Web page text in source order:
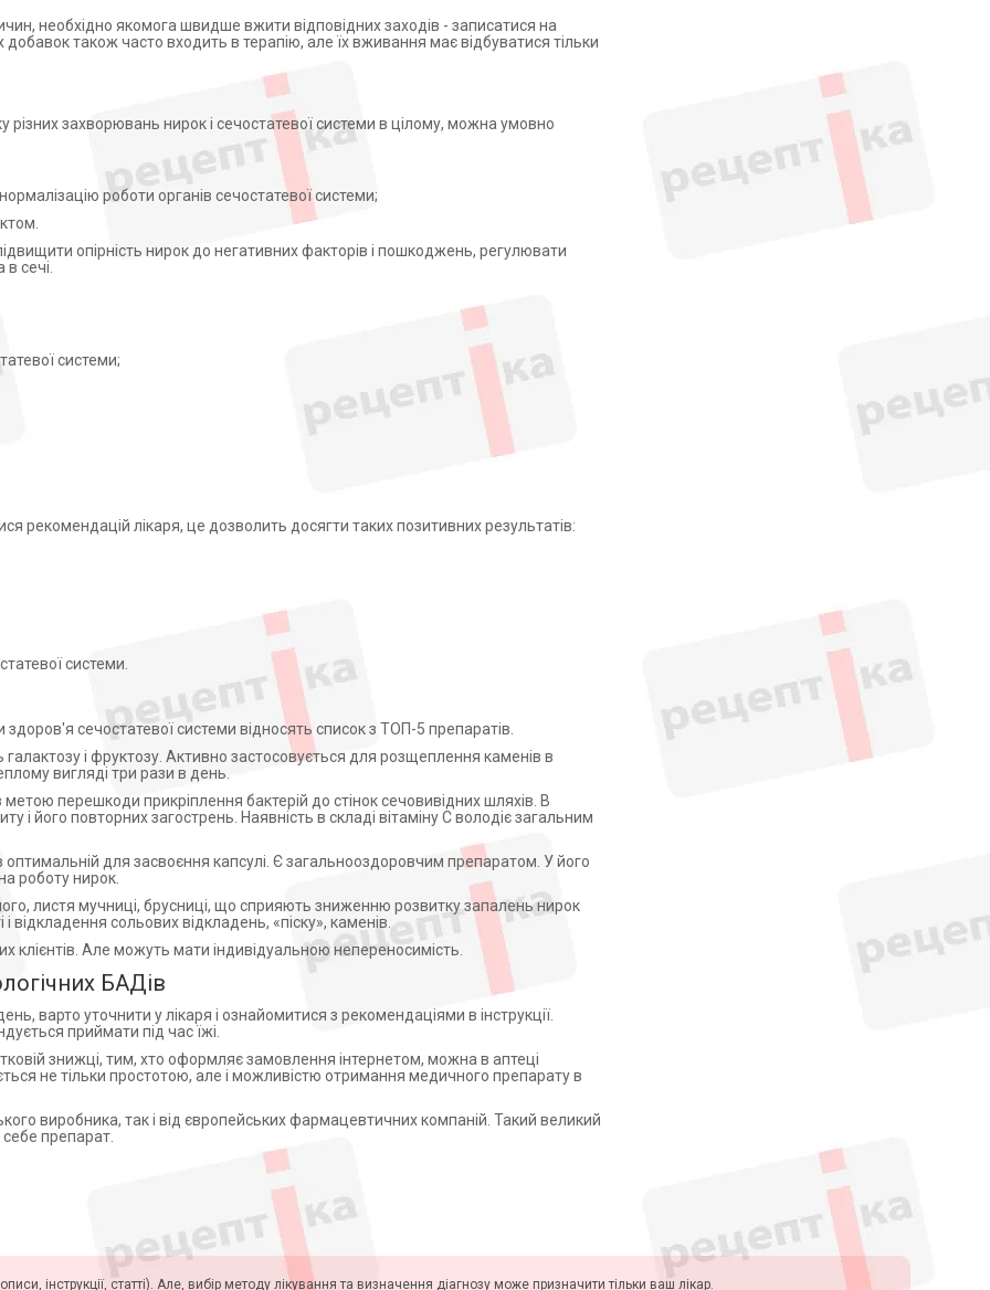
необхідно якомога швидше вжити відповідних заходів - записатися на
також часто входить в терапію, але їх вживання має відбуватися тільки
захворювань нирок і сечостатевої системи в цілому, можна умовно
роботи органів сечостатевої системи;
опірність нирок до негативних факторів і пошкоджень, регулювати
сечі.
системи;
рекомендацій лікаря, це дозволить досягти таких позитивних результатів:
системи.
сечостатевої системи відносять список з ТОП-5 препаратів.
і фруктозу. Активно застосовується для розщеплення каменів в
вигляді три рази в день.
перешкоди прикріплення бактерій до стінок сечовивідних шляхів. В
і його повторних загострень. Наявність в складі вітаміну С володіє загальним
оптимальній для засвоєння капсулі. Є загальнооздоровчим препаратом. У його
роботу нирок.
листя мучниці, брусниці, що сприяють зниженню розвитку запалень нирок
відкладення сольових відкладень, «піску», каменів.
клієнтів. Але можуть мати індивідуальною непереносимість.
БАДів
варто уточнити у лікаря і ознайомитися з рекомендаціями в інструкції.
приймати під час їжі.
знижці, тим, хто оформляє замовлення інтернетом, можна в аптеці
не тільки простотою, але і можливістю отримання медичного препарату в
виробника, так і від європейських фармацевтичних компаній. Такий великий
препарат.
інструкції, статті). Але, вибір методу лікування та визначення діагнозу може призначити тільки ваш лікар.